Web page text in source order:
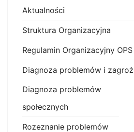
Aktualności
Struktura Organizacyjna
Regulamin Organizacyjny OPS
Diagnoza problemów i
Diagnoza problemów
społecznych
Rozeznanie problemów